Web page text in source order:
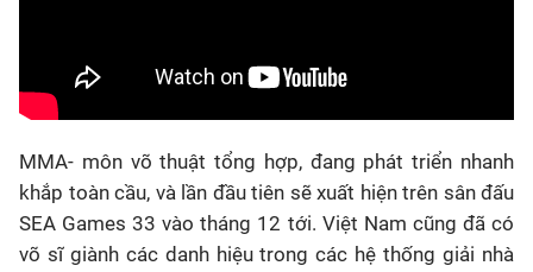
MMA- môn võ thuật tổng hợp, đang phát triển nhanh
khắp toàn cầu, và lần đầu tiên sẽ xuất hiện trên sân đấu
SEA Games 33 vào tháng 12 tới. Việt Nam cũng đã có
võ sĩ giành các danh hiệu trong các hệ thống giải nhà